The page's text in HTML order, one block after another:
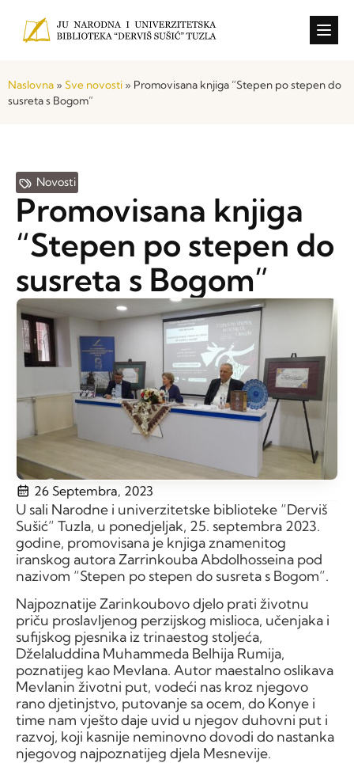
Naslovna » Sve novosti » Promovisana knjiga “Stepen po stepen do
susreta s Bogom”
Novosti
Promovisana knjiga
“Stepen po stepen do
susreta s Bogom”
26 Septembra, 2023
U sali Narodne i univerzitetske biblioteke “Derviš
Sušić” Tuzla, u ponedjeljak, 25. septembra 2023.
godine, promovisana je knjiga znamenitog
iranskog autora Zarrinkouba Abdolhosseina pod
nazivom “Stepen po stepen do susreta s Bogom”.
Najpoznatije Zarinkoubovo djelo prati životnu
priču proslavljenog perzijskog mislioca, učenjaka i
sufijskog pjesnika iz trinaestog stoljeća,
Dželaluddina Muhammeda Belhija Rumija,
poznatijeg kao Mevlana. Autor maestalno oslikava
Mevlanin životni put, vodeći nas kroz njegovo
rano djetinjstvo, putovanje sa ocem, do Konye i
time nam vješto daje uvid u njegov duhovni put i
razvoj, koji kasnije neminovno dovodi do nastanka
njegovog najpoznatijeg djela Mesnevije.